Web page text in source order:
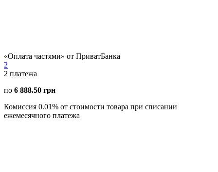
«Оплата частями» от ПриватБанка
2
2 платежа
по 6 888.50 грн
Комиссия 0.01% от стоимости товара при списании
ежемесячного платежа